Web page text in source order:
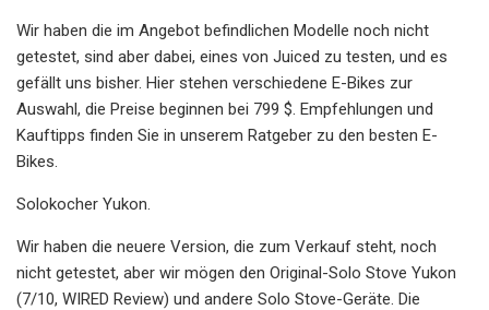
Wir haben die im Angebot befindlichen Modelle noch nicht
getestet, sind aber dabei, eines von Juiced zu testen, und es
gefällt uns bisher. Hier stehen verschiedene E-Bikes zur
Auswahl, die Preise beginnen bei 799 $. Empfehlungen und
Kauftipps finden Sie in unserem Ratgeber zu den besten E-
Bikes.
Solokocher Yukon.
Wir haben die neuere Version, die zum Verkauf steht, noch
nicht getestet, aber wir mögen den Original-Solo Stove Yukon
(7/10, WIRED Review) und andere Solo Stove-Geräte. Die